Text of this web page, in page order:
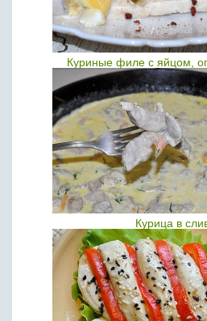
Куриные филе с яйцом,
Курица в